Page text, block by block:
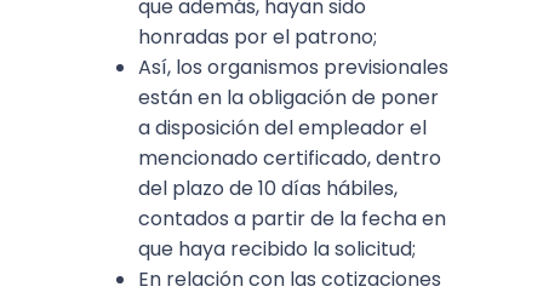
que además, hayan sido
honradas por el patrono;
Así, los organismos previsionales
están en la obligación de poner
a disposición del empleador el
mencionado certificado, dentro
del plazo de 10 días hábiles,
contados a partir de la fecha en
que haya recibido la solicitud;
En relación con las cotizaciones